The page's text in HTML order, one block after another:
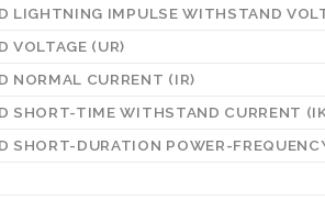
LIGHTNING IMPULSE WITHSTAND
VOLTAGE (UR)
NORMAL CURRENT (IR)
SHORT-TIME WITHSTAND CURRENT
SHORT-DURATION POWER-